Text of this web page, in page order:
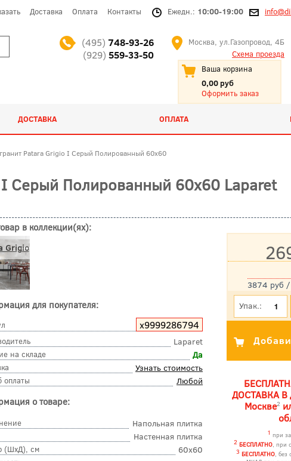
Доставка Оплата Контакты Ежедн.: 10:00-19:00
(495) 748-93-26
(929) 559-33-50
Москва, ул.Газопровод, 4Б
Схема проезда
Ваша корзина
0,00 руб
Оформить заказ
ДОСТАВКА ОПЛАТА
Patara Grigio I Серый Полированный 60x60
Серый Полированный 60x60 Laparet
в коллекции(ях):
Grigio
для покупателя:
х9999286794
Laparet
на складе Да
Узнать стоимость
оплаты Любой
о товаре:
Напольная плитка
Настенная плитка
(ШхД), см 60x60
3874 руб
*Цена
Упак.:
ДОСТАВКА В
Москве2
1 при
2 БЕСПЛАТНО, при
3 БЕСПЛАТНО, без